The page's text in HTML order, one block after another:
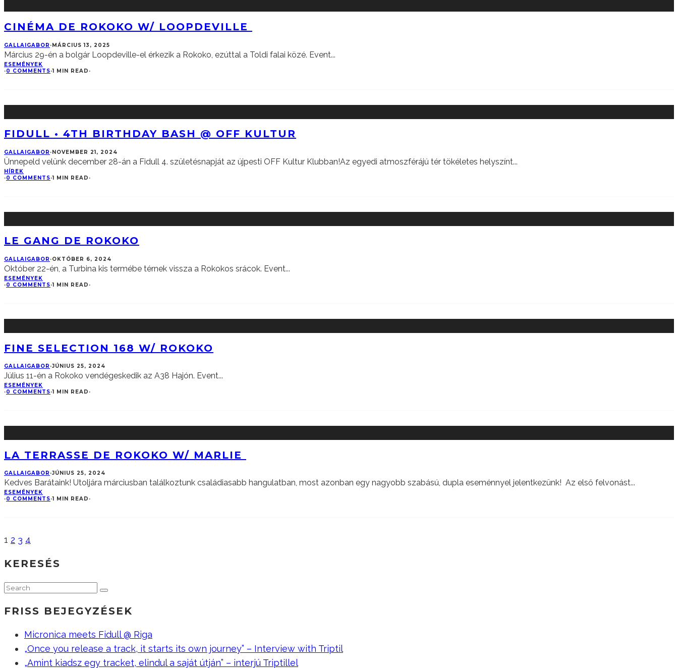
CINÉMA DE ROKOKO W/ LOOPDEVILLE
GALLAIGABOR ·MÁRCIUS 13, 2025
Március 29-én a bolgár Loopdeville-el érkezik a Rokoko, ezúttal a Toldi falai közé. Event...
ESEMÉNYEK
·0 COMMENTS·1 MIN READ ·
FIDULL • 4TH BIRTHDAY BASH @ OFF KULTUR
GALLAIGABOR ·NOVEMBER 21, 2024
Ünnepeld velünk december 28-án a Fidull 4. születésnapját az újpesti OFF Kultur Klubban!Az egyedi atmoszférájú tér tökéletes helyszínt...
HÍREK
·0 COMMENTS·1 MIN READ ·
LE GANG DE ROKOKO
GALLAIGABOR ·OKTÓBER 6, 2024
Október 22-én, a Turbina kis termébe térnek vissza a Rokokos srácok. Event...
ESEMÉNYEK
·0 COMMENTS·1 MIN READ ·
FINE SELECTION 168 W/ ROKOKO
GALLAIGABOR ·JÚNIUS 25, 2024
Július 11-én a Rokoko vendégeskedik az A38 Hajón. Event...
ESEMÉNYEK
·0 COMMENTS·1 MIN READ ·
LA TERRASSE DE ROKOKO W/ MARLIE
GALLAIGABOR ·JÚNIUS 25, 2024
Kedves Barátaink! Utoljára márciusban találkoztunk családiasabb hangulatban, most azonban egy nagyobb szabású, dupla eseménnyel jelentkezünk! Az első felvonást...
ESEMÉNYEK
·0 COMMENTS·1 MIN READ ·
1 2 3 4
KERESÉS
FRISS BEJEGYZÉSEK
Micronica meets Fidull @ Riga
„Once you release a track, it starts its own journey” – Interview with Triptil
„Amint kiadsz egy tracket, elindul a saját útján” – interjú Triptillel